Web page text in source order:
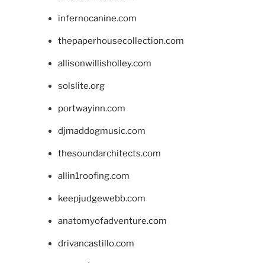
infernocanine.com
thepaperhousecollection.com
allisonwillisholley.com
solslite.org
portwayinn.com
djmaddogmusic.com
thesoundarchitects.com
allin1roofing.com
keepjudgewebb.com
anatomyofadventure.com
drivancastillo.com